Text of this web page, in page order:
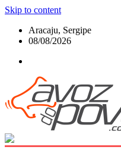
Skip to content
Aracaju, Sergipe
08/08/2026